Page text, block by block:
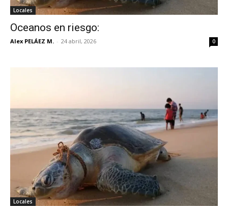
Locales
Oceanos en riesgo:
Alex PELÁEZ M. - 24 abril, 2026 0
Locales